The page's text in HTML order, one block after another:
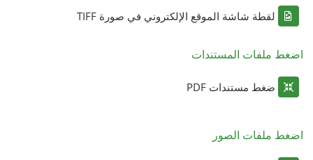
لقطة شاشة الموقع الإلكتروني في صورة TIFF
اضغط ملفات المستندات
ضغط مستندات PDF
اضغط ملفات الصور